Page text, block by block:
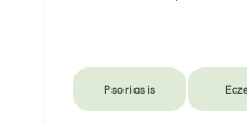
Psoriasis